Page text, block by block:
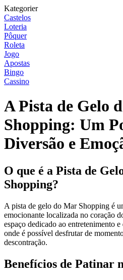
Kategorier
Castelos
Loteria
Pôquer
Roleta
Jogo
Apostas
Bingo
Cassino
A Pista de Gelo
Shopping: Um
Diversão e
O que é a Pista de
Shopping?
A pista de gelo do Mar Shopping é
emocionante localizada no coração
espaço dedicado ao entretenimento
onde é possível desfrutar de
descontração.
Benefícios de Patinar